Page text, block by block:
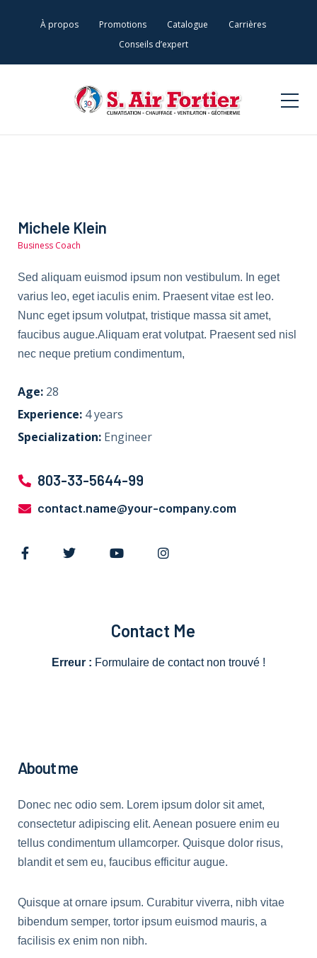
À propos Promotions Catalogue
Carrières
Conseils d’expert
Michele Klein
Business Coach
Sed aliquam euismod ipsum non vestibulum. In eget
varius leo, eget iaculis enim. Praesent vitae est leo.
Nunc eget ipsum volutpat, tristique massa sit amet,
faucibus augue.Aliquam erat volutpat. Praesent sed nisl
nec neque pretium condimentum,
Age: 28
Experience: 4 years
Specialization: Engineer
803-33-5644-99
contact.name@your-company.com
Contact Me
Erreur : Formulaire de contact non trouvé !
About me
Donec nec odio sem. Lorem ipsum dolor sit amet,
consectetur adipiscing elit. Aenean posuere enim eu
tellus condimentum ullamcorper. Quisque dolor risus,
blandit et sem eu, faucibus efficitur augue.
Quisque at ornare ipsum. Curabitur viverra, nibh vitae
bibendum semper, tortor ipsum euismod mauris, a
facilisis ex enim non nibh.